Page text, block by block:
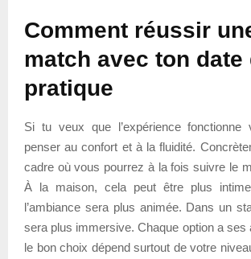
Comment réussir
match avec ton date
pratique
Si tu veux que l’expérience fonctionne
penser au confort et à la fluidité.
cadre où vous pourrez à la fois suivre le
À la maison, cela peut être plus
l’ambiance sera plus animée. Dans un
sera plus immersive. Chaque option a ses
le bon choix dépend surtout de votre